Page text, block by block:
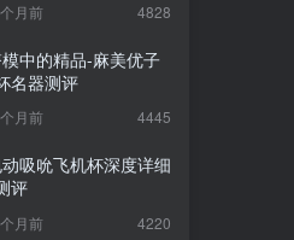
月前 4828
中的精品-麻美优子
名器测评
月前 4445
吸吮飞机杯深度详细
评
月前 4220